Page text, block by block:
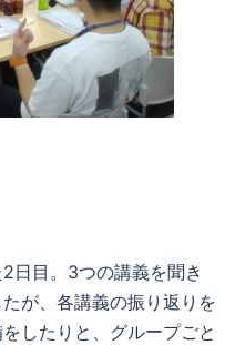
日目。3つの講義を聞き
が、各講義の振り返りを
したりと、グループごと